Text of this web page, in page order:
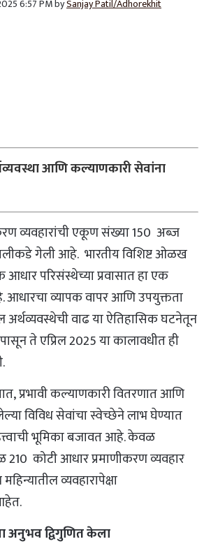
6:57 PM bySanjay Patil/Adhorekhit
आणि कल्याणकारी सेवांना
व्यवहारांची एकूण संख्या 150 अब्ज
पलीकडे गेली आहे. भारतीय विशिष्ट ओळख
परिसंस्थेच्या प्रवासात हा एक
व्यापक वापर आणि उपयुक्तता
वाढ या ऐतिहासिक घटनेतून
ते एप्रिल 2025 या कालावधीत ही
प्रभावी कल्याणकारी वितरणात आणि
विविध सेवांचा स्वेच्छेने लाभ घेण्यात
भूमिका बजावत आहे. केवळ
कोटी आधार प्रमाणीकरण व्यवहार
व्यवहारापेक्षा
अनुभव द्विगुणित केला